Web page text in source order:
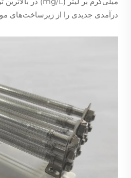
درآمدی جدیدی را از زیرساخت‌های